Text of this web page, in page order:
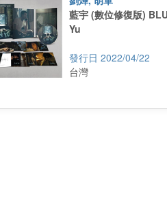
藍宇 (數位修復版)
Yu
2022/04/22
台灣